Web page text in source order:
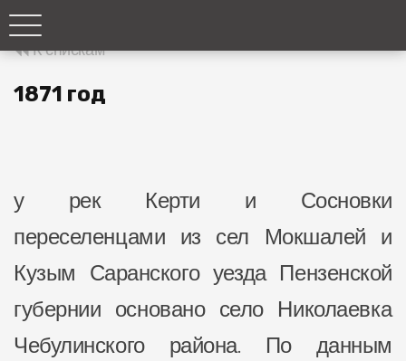
К спискам
1871 год
у рек Керти и Сосновки
переселенцами из сел Мокшалей и
Кузым Саранского уезда Пензенской
губернии основано село Николаевка
Чебулинского района. По данным